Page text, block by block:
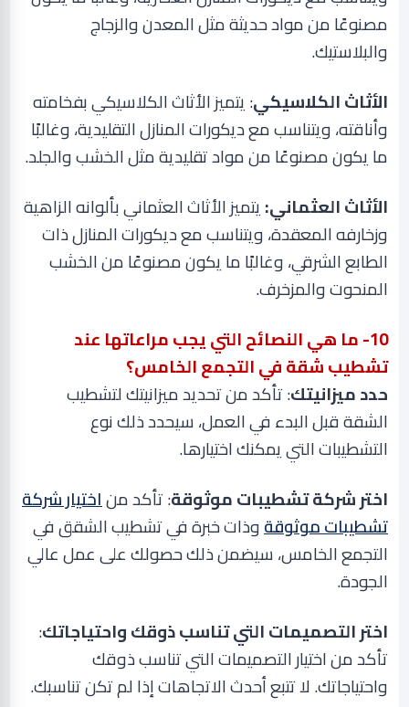
مصنوعًا من مواد حديثة مثل المعدن والزجاج
والبلاستيك.
الأثاث الكلاسيكي: يتميز الأثاث الكلاسيكي بفخامته
وأناقته، ويتناسب مع ديكورات المنازل التقليدية، وغالبًا
ما يكون مصنوعًا من مواد تقليدية مثل الخشب والجلد.
الأثاث العثماني:يتميز الأثاث العثماني بألوانه الزاهية
وزخارفه المعقدة، ويتناسب مع ديكورات المنازل ذات
الطابع الشرقي، وغالبًا ما يكون مصنوعًا من الخشب
المنحوت والمزخرف.
10- ما هي النصائح التي يجب مراعاتها عند
تشطيب شقة في التجمع الخامس؟
حدد ميزانيتك: تأكد من تحديد ميزانيتك لتشطيب
الشقة قبل البدء في العمل، سيحدد ذلك نوع
التشطيبات التي يمكنك اختيارها.
اختر شركة تشطيبات موثوقة: تأكد مناختيار شركة
تشطيبات موثوقةوذات خبرة في تشطيب الشقق في
التجمع الخامس، سيضمن ذلك حصولك على عمل عالي
الجودة.
اختر التصميمات التي تناسب ذوقك واحتياجاتك:
تأكد من اختيار التصميمات التي تناسب ذوقك
واحتياجاتك. لا تتبع أحدث الاتجاهات إذا لم تكن تناسبك.